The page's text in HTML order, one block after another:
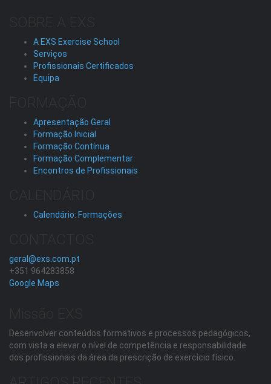
A EXS Exercise School
Serviços
Profissionais Certificados
Equipa
Apresentação Geral
Formação Inicial
Formação Contínua
Formação Complementar
Encontros de Profissionais
Calendário: Formações
geral@exs.com.pt
+351 964283858
Google Maps
Desenvolver conteúdos formativos e processos pedagógicos,
com vista a elevar o nível de competência e responsabilidade
dos profissionais da área da prescrição de exercício físico.